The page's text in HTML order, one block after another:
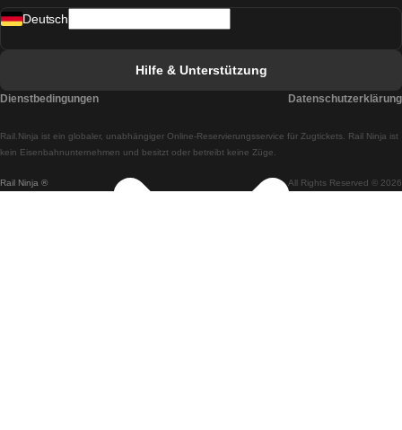
Züge von Lissabon nach Braga
Züge von Braga nach Lissabon
Rail Ninja ® All Rights Reserved © 2026
Rail.Ninja ist ein globaler, unabhängiger Online-Reservierungsservice für Zugtickets. Rail Ninja ist
kein Eisenbahnunternehmen und besitzt oder betreibt keine Züge.
Deutsch
Hilfe & Unterstützung
Dienstbedingungen Datenschutzerklärung